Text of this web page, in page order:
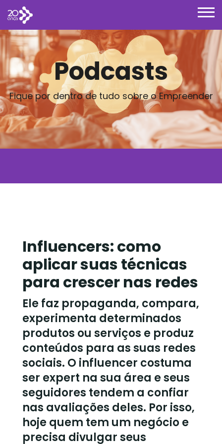
Podcasts
Fique por dentro de tudo sobre o Empreender
Influencers: como
aplicar suas técnicas
para crescer nas redes
Ele faz propaganda, compara,
experimenta determinados
produtos ou serviços e produz
conteúdos para as suas redes
sociais. O influencer costuma
ser expert na sua área e seus
seguidores tendem a confiar
nas avaliações deles. Por isso,
hoje quem tem um negócio e
precisa divulgar seus